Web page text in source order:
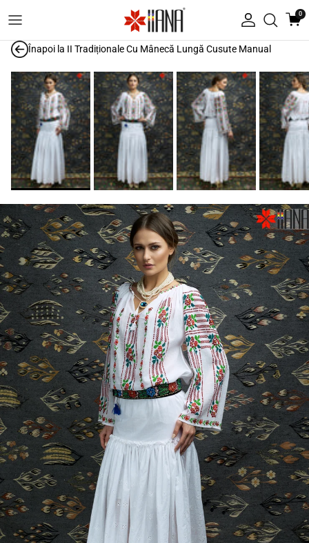
Autentificare
0
Înapoi la II Tradiționale Cu Mânecă Lungă Cusute Manual